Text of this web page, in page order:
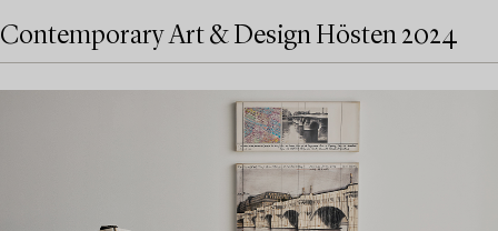
Contemporary Art & Design Hösten 2024